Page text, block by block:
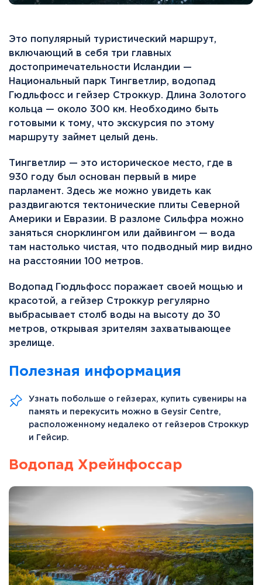
Это популярный туристический маршрут,
включающий в себя три главных
достопримечательности Исландии —
Национальный парк Тингветлир, водопад
Гюдльфосс и гейзер Строккур. Длина Золотого
кольца — около 300 км. Необходимо быть
готовыми к тому, что экскурсия по этому
маршруту займет целый день.
Тингветлир — это историческое место, где в
930 году был основан первый в мире
парламент. Здесь же можно увидеть как
раздвигаются тектонические плиты Северной
Америки и Евразии. В разломе Сильфра можно
заняться снорклингом или дайвингом — вода
там настолько чистая, что подводный мир видно
на расстоянии 100 метров.
Водопад Гюдльфосс поражает своей мощью и
красотой, а гейзер Строккур регулярно
выбрасывает столб воды на высоту до 30
метров, открывая зрителям захватывающее
зрелище.
Полезная информация
Узнать побольше о гейзерах, купить сувениры на
память и перекусить можно в Geysir Centre,
расположенному недалеко от гейзеров Строккур
и Гейсир.
Водопад Хрейнфоссар